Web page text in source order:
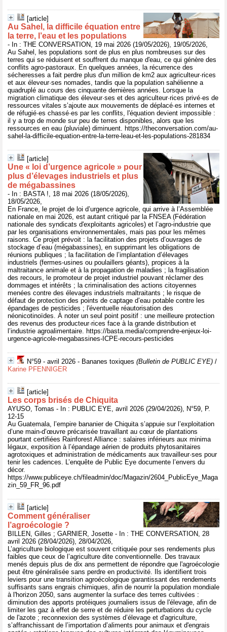
[article]
Au Sahel, la difficile équation entre
la terre, l’eau et les populations
- In : THE CONVERSATION, 19 mai 2026 (19/05/2026), 19/05/2026,
Au Sahel, les populations sont de plus en plus nombreuses sur des
terres qui se réduisent et souffrent du manque d'eau, ce qui génère des
conflits agro-pastoraux. En quelques années, la récurrence des
sécheresses a fait perdre plus d'un million de km2 aux agriculteur·rices
et aux éleveur·ses nomades, tandis que la population sahélienne a
quadruplé au cours des cinquante dernières années. Lorsque la
migration climatique des éleveur·ses et des agriculteur·rices privé·es de
ressources vitales s’ajoute aux mouvements de déplacé·es internes et
de réfugié·es chassé·es par les conflits, l'équation devient impossible :
il y a trop de monde sur peu de terres disponibles, alors que les
ressources en eau (pluviale) diminuent. https://theconversation.com/au-
sahel-la-difficile-equation-entre-la-terre-leau-et-les-populations-281834
[article]
Une « loi d’urgence agricole » pour
plus d’élevages industriels et plus
de mégabassines
- In : BASTA !, 18 mai 2026 (18/05/2026),
18/05/2026,
En France, le projet de loi d’urgence agricole, qui arrive à l’Assemblée
nationale en mai 2026, est autant critiqué par la FNSEA (Fédération
nationale des syndicats d'exploitants agricoles) et l’agro-industrie que
par les organisations environnementales, mais pas pour les mêmes
raisons. Ce projet prévoit : la facilitation des projets d’ouvrages de
stockage d’eau (mégabassines), en supprimant les obligations de
réunions publiques ; la facilitation de l’implantation d’élevages
industriels (fermes-usines ou poulaillers géants), propices à la
maltraitance animale et à la propagation de maladies ; la fragilisation
des recours, le promoteur de projet industriel pouvant réclamer des
dommages et intérêts ; la criminalisation des actions citoyennes
menées contre des élevages industriels maltraitants ; le risque de
défaut de protection des points de captage d’eau potable contre les
épandages de pesticides ; l'éventuelle réautorisation des
néonicotinoïdes. À noter un seul point positif : une meilleure protection
des revenus des producteur·rices face à la grande distribution et
l’industrie agroalimentaire. https://basta.media/comprendre-enjeux-loi-
urgence-agricole-megabassines-ICPE-recours-pesticides
N°59 - avril 2026 - Bananes toxiques (Bulletin de PUBLIC EYE) /
Karine PFENNIGER
[article]
Les corps brisés de Chiquita
AYUSO, Tomas - In : PUBLIC EYE, avril 2026 (29/04/2026), N°59, P.
12-15
Au Guatemala, l’empire bananier de Chiquita s’appuie sur l’exploitation
d’une main-d’œuvre précarisée travaillant au cœur de plantations
pourtant certifiées Rainforest Alliance : salaires inférieurs aux minima
légaux, exposition à l’épandage aérien de produits phytosanitaires
agrotoxiques et administration de médicaments aux travailleur·ses pour
tenir les cadences. L’enquête de Public Eye documente l’envers du
décor.
https://www.publiceye.ch/fileadmin/doc/Magazin/2604_PublicEye_Maga
zin_59_FR_96.pdf
[article]
Comment généraliser
l’agroécologie ?
BILLEN, Gilles ; GARNIER, Josette - In : THE CONVERSATION, 28
avril 2026 (28/04/2026), 28/04/2026,
L’agriculture biologique est souvent critiquée pour ses rendements plus
faibles que ceux de l’agriculture dite conventionnelle. Des travaux
menés depuis plus de dix ans permettent de répondre que l'agroécologie
peut être généralisée sans perdre en productivité. Ils identifient trois
leviers pour une transition agroécologique garantissant des rendements
suffisants sans engrais chimiques, afin de nourrir la population mondiale
à l'horizon 2050, sans augmenter la surface des terres cultivées :
diminution des apports protéiques journaliers issus de l'élevage, afin de
limiter les gaz à effet de serre et de réduire les perturbations du cycle
de l'azote ; reconnexion des systèmes d’élevage et d'agriculture,
s’affranchissant de l’importation d’aliments pour animaux et d'engrais